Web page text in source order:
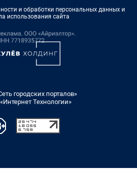
и обработки персональных данных и
использования сайта
городских порталов»
Технологии»